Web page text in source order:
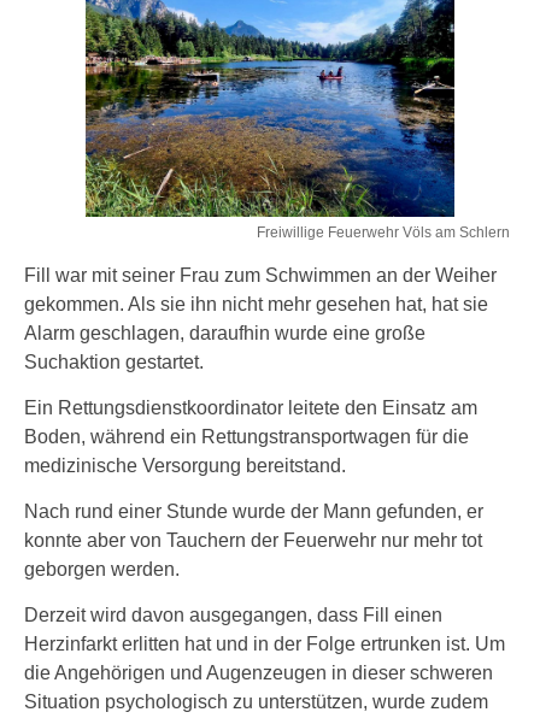
Freiwillige Feuerwehr Völs am Schlern
Fill war mit seiner Frau zum Schwimmen an der Weiher
gekommen. Als sie ihn nicht mehr gesehen hat, hat sie
Alarm geschlagen, daraufhin wurde eine große
Suchaktion gestartet.
Ein Rettungsdienstkoordinator leitete den Einsatz am
Boden, während ein Rettungstransportwagen für die
medizinische Versorgung bereitstand.
Nach rund einer Stunde wurde der Mann gefunden, er
konnte aber von Tauchern der Feuerwehr nur mehr tot
geborgen werden.
Derzeit wird davon ausgegangen, dass Fill einen
Herzinfarkt erlitten hat und in der Folge ertrunken ist. Um
die Angehörigen und Augenzeugen in dieser schweren
Situation psychologisch zu unterstützen, wurde zudem